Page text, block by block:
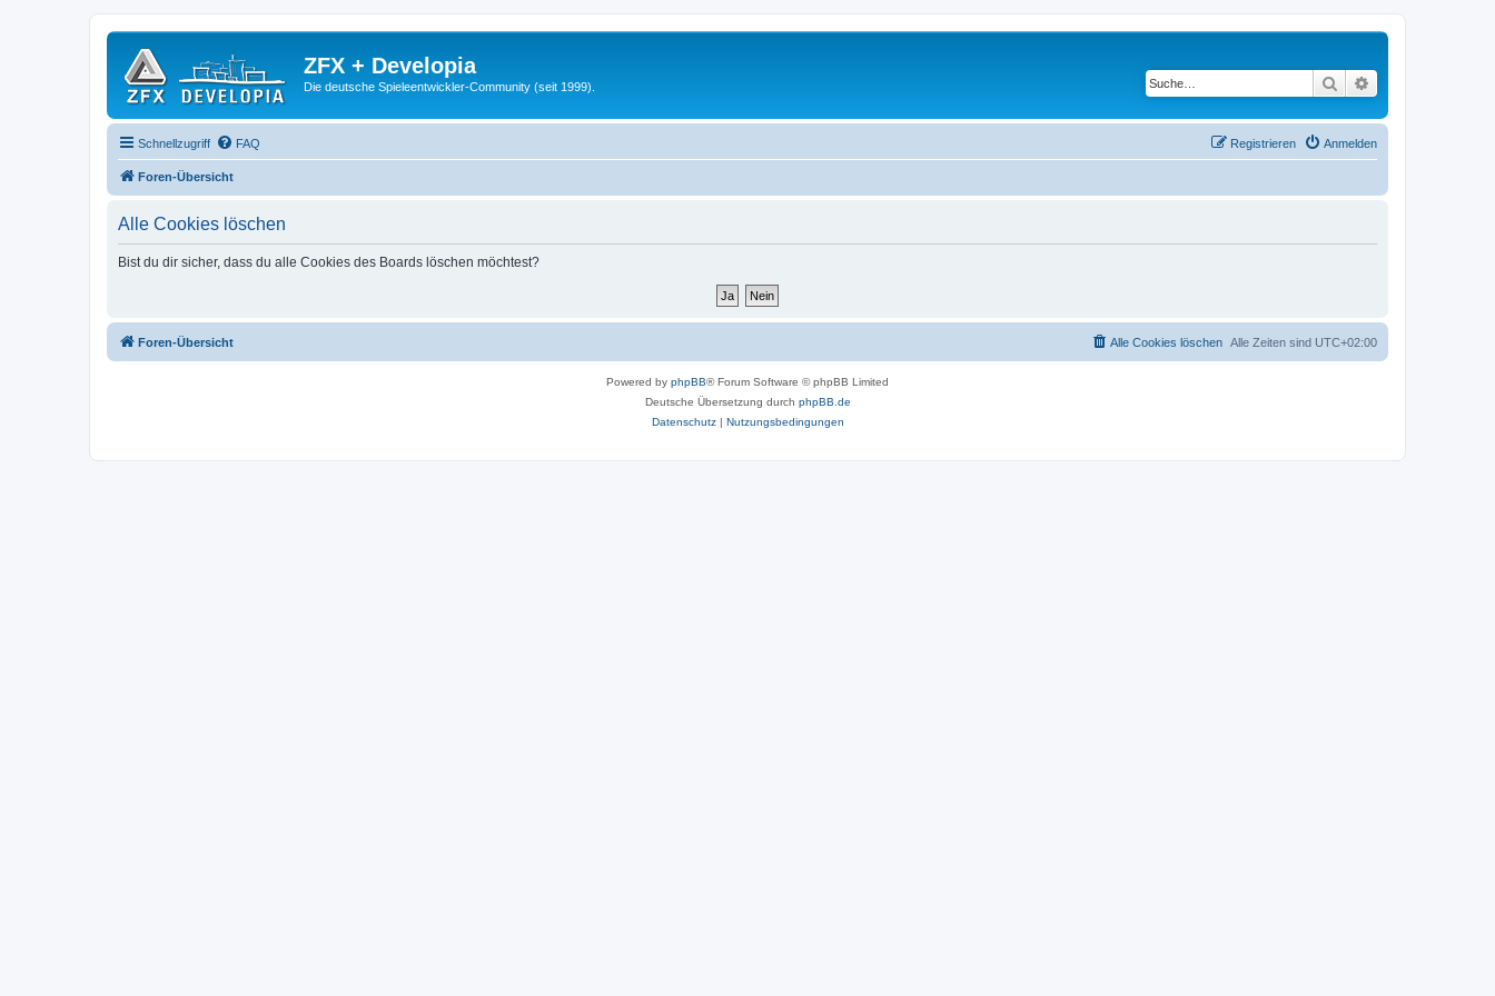
ZFX + Developia
Die deutsche Spieleentwickler-Community (seit 1999). Suche
Schnellzugriff FAQ Anmelden
Registrieren
Foren-Übersicht
Alle Cookies löschen
Bist du dir sicher, dass du alle Cookies des Boards löschen möchtest?
Foren-Übersicht Alle Zeiten sind UTC+02:00
Alle Cookies löschen
Powered by phpBB® Forum Software © phpBB Limited
Deutsche Übersetzung durch phpBB.de
Datenschutz| Nutzungsbedingungen